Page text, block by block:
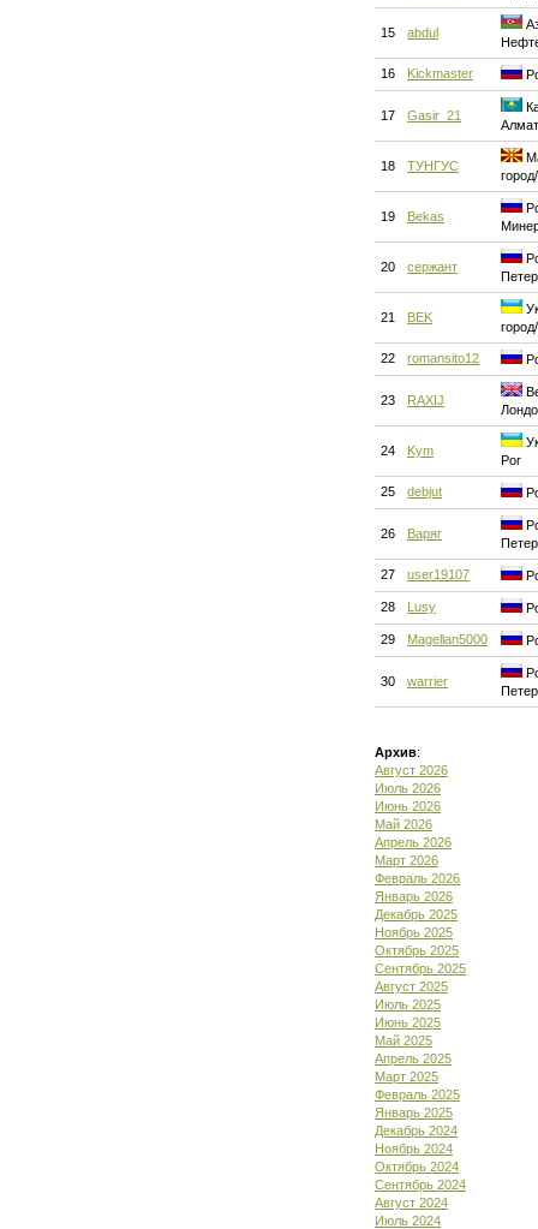
15 abdul
16 Kickmaster
17 Gasir_21
18 ТУНГУС
19 Bekas
20 сержант
21 BEK
22 romansito12
23 RAXIJ
24 Kym
Рог
25 debjut
26 Варяг
27 user19107
28 Lusy
29 Magellan5000
30 warrier
Архив:
Август 2026
Июль 2026
Июнь 2026
Май 2026
Апрель 2026
Март 2026
Февраль 2026
Январь 2026
Декабрь 2025
Ноябрь 2025
Октябрь 2025
Сентябрь 2025
Август 2025
Июль 2025
Июнь 2025
Май 2025
Апрель 2025
Март 2025
Февраль 2025
Январь 2025
Декабрь 2024
Ноябрь 2024
Октябрь 2024
Сентябрь 2024
Август 2024
Июль 2024